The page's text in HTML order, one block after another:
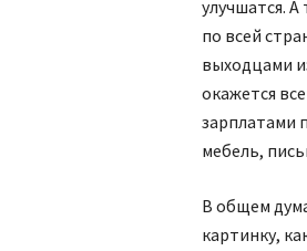
улучшатся.
по всей
выходцами
окажется
зарплатами
мебель,
В общем
картинку,